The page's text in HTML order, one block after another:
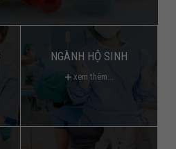
NGÀNH HỘ SINH
xem thêm...